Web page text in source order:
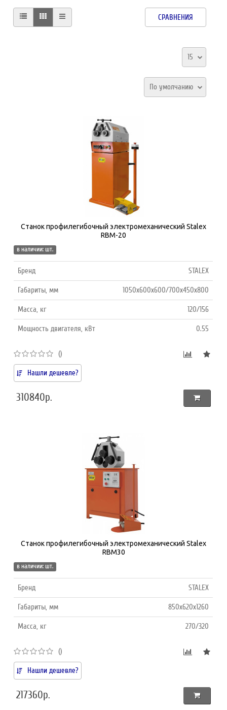
СРАВНЕНИЯ
15
По умолчанию
Станок профилегибочный электромеханический Stalex
RBM-20
в наличии: шт.
Бренд STALEX
Габариты, мм 1050х600х600/700х450х800
Масса, кг 120/156
Мощность двигателя, кВт 0.55
()
Нашли дешевле?
310840р.
Станок профилегибочный электромеханический Stalex
RBM30
в наличии: шт.
Бренд STALEX
Габариты, мм 850х620х1260
Масса, кг 270/320
()
Нашли дешевле?
217360р.